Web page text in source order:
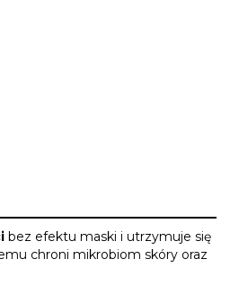
bez efektu maski i utrzymuje się
chroni mikrobiom skóry oraz